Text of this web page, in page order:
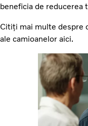
beneficia de reducerea
Citiți mai multe despre
ale camioanelor aici.